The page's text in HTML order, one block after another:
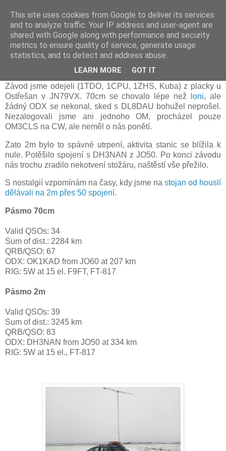
Prdec - Pardubice Hradec
Zimní QRP závod 2021, OK1KUR
Závod jsme odejeli (1TDO, 1CPU, 1ZHS, Kuba) z placky u
Ostřešan v JN79VX. 70cm se chovalo lépe než
loni, ale
žádný ODX se nekonal, sked s DL8DAU bohužel neprošel.
Nezalogovali jsme ani jednoho OM, procházel pouze
OM3CLS na CW, ale neměl o nás ponětí.
Zato 2m bylo to spávné utrpení, aktivita stanic se blížila k
nule. Potěšilo spojení s DH3NAN z JO50. Po konci závodu
nás trochu zradilo nekotvení stožáru, naštěstí vše přežilo.
S nostalgií vzpomínám na časy, kdy jsme na stojan od houslí
dělávali na 2m přes 50 spojení.
Pásmo 70cm
Valid QSOs: 34
Sum of dist.: 2284 km
QRB/QSO: 67
ODX: OK1KAD from JO60 at 207 km
RIG: 5W at 15 el. F9FT, FT-817
Pásmo 2m
Valid QSOs: 39
Sum of dist.: 3245 km
QRB/QSO: 83
ODX: DH3NAN from JO50 at 334 km
RIG: 5W at 15 el., FT-817
This site uses cookies from Google to deliver its services
and to analyze traffic. Your IP address and user-agent are
shared with Google along with performance and security
metrics to ensure quality of service, generate usage
statistics, and to detect and address abuse.
LEARN MORE GOT IT